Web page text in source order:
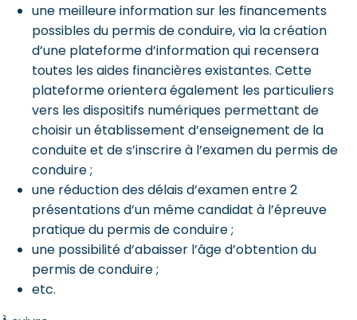
une meilleure information sur les financements
possibles du permis de conduire, via la création
d’une plateforme d’information qui recensera
toutes les aides financières existantes. Cette
plateforme orientera également les particuliers
vers les dispositifs numériques permettant de
choisir un établissement d’enseignement de la
conduite et de s’inscrire à l’examen du permis de
conduire ;
une réduction des délais d’examen entre 2
présentations d’un même candidat à l’épreuve
pratique du permis de conduire ;
une possibilité d’abaisser l’âge d’obtention du
permis de conduire ;
etc.